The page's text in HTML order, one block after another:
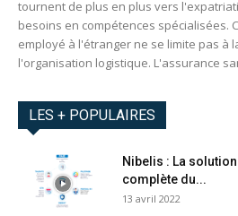
tournent de plus en plus vers
besoins en compétences spécialisées.
employé à l'étranger ne se limite pas à
l'organisation logistique. L'assurance
LES + POPULAIRES
Nibelis : La
complète du...
13 avril 2022